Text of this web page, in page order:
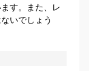
す。また、レ
いでしょう